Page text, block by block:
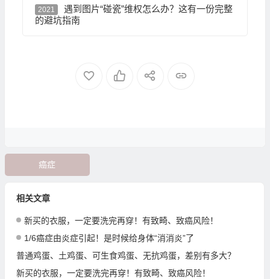
2021
遇到图片“碰瓷”维权怎么办？这有一份完整
的避坑指南
癌症
相关文章
新买的衣服，一定要洗完再穿！有致畸、致癌风险！
1/6癌症由炎症引起！是时候给身体“消消炎”了
普通鸡蛋、土鸡蛋、可生食鸡蛋、无抗鸡蛋，差别有多大？
新买的衣服，一定要洗完再穿！有致畸、致癌风险！